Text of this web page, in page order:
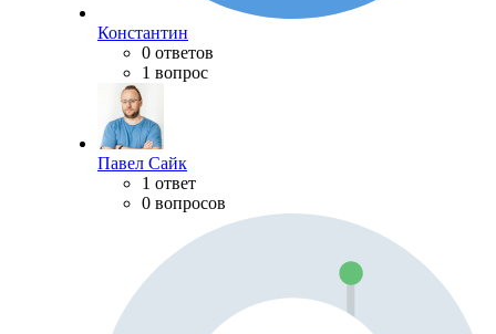
Константин
0 ответов
1 вопрос
Павел Сайк
1 ответ
0 вопросов